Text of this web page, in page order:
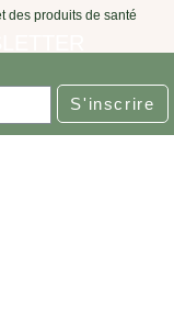
des produits de santé
S'inscrire